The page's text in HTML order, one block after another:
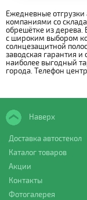
Ежедневные отгрузки
компаниями со
обрешётке из дерева.
с широким выбором
солнцезащитной
заводская гарантия
наиболее выгодный
города. Телефон
Наверх
Доставка автостекол
Каталог товаров
Акции
Контакты
Фотогалерея